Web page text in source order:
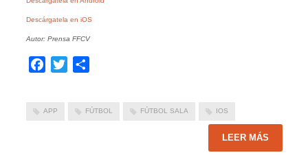
Descárgatela en iOS
Autor: Prensa FFCV
Facebook
Twitter
APP FÚTBOL FÚTBOL SALA IOS
LEER MÁS